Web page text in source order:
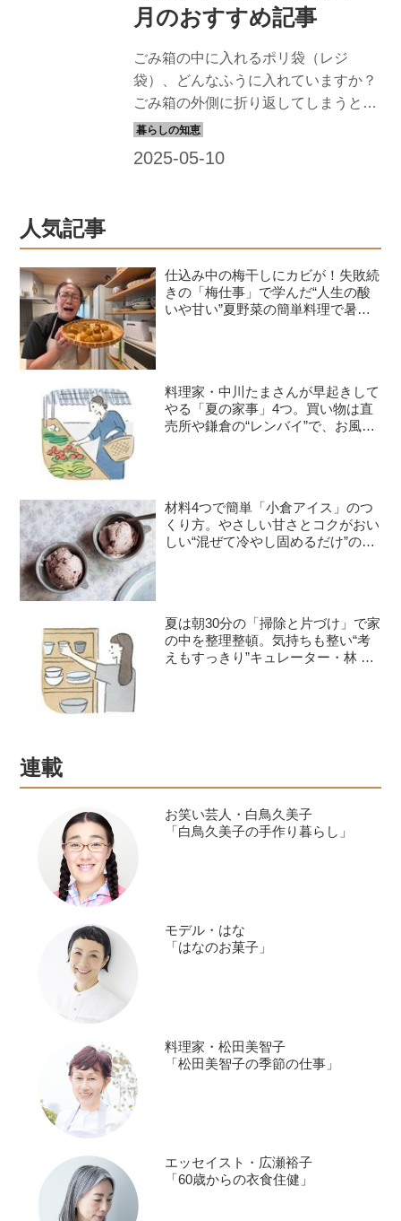
月のおすすめ記事
ごみ箱の中に入れるポリ袋（レジ
袋）、どんなふうに入れていますか？
ごみ箱の外側に折り返してしまうと生
活感が一気に丸出し……。かといっ
2024年5月29日）
人気記事
仕込み中の梅干しにカビが！失敗続
きの「梅仕事」で学んだ“人生の酸
いや甘い”夏野菜の簡単料理で暑さ
料理家・中川たまさんが早起きして
やる「夏の家事」4つ。買い物は直
売所や鎌倉の“レンバイ”で、お風呂
材料4つで簡単「小倉アイス」のつ
くり方。やさしい甘さとコクがおい
しい“混ぜて冷やし固めるだけ”のひ
夏は朝30分の「掃除と片づけ」で家
の中を整理整頓。気持ちも整い“考
えもすっきり”キュレーター・林 綾
連載
お笑い芸人・白鳥久美子
「白鳥久美子の手作り暮らし」
モデル・はな
「はなのお菓子」
料理家・松田美智子
「松田美智子の季節の仕事」
エッセイスト・広瀬裕子
「60歳からの衣食住健」